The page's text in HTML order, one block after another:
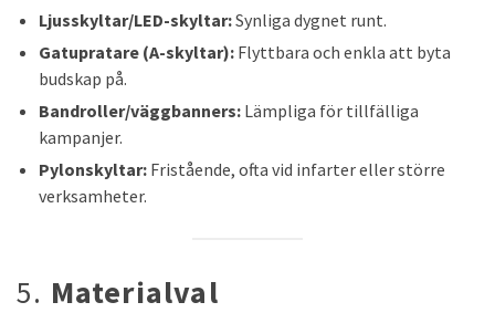
Ljusskyltar/LED-skyltar:Synliga dygnet runt.
Gatupratare (A-skyltar): Flyttbara och enkla att byta
budskap på.
Bandroller/väggbanners: Lämpliga för tillfälliga
kampanjer.
Pylonskyltar: Fristående, ofta vid infarter eller större
verksamheter.
5. Materialval